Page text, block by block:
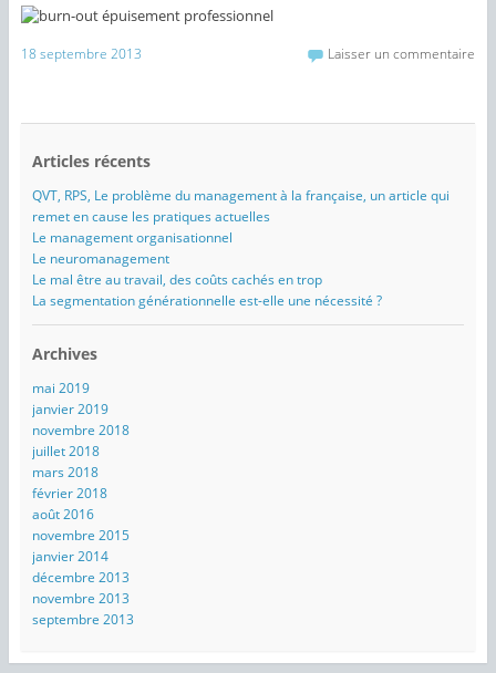
18 septembre 2013 Laisser un commentaire
Articles récents
QVT, RPS, Le problème du management à la française, un article qui
remet en cause les pratiques actuelles
Le management organisationnel
Le neuromanagement
Le mal être au travail, des coûts cachés en trop
La segmentation générationnelle est-elle une nécessité ?
Archives
mai 2019
janvier 2019
novembre 2018
juillet 2018
mars 2018
février 2018
août 2016
novembre 2015
janvier 2014
décembre 2013
novembre 2013
septembre 2013